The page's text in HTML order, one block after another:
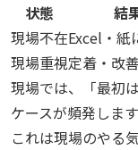
状態
結
現場不在Excel・紙
現場重視定着・改
現場では、「最初
ケースが頻発します
これは現場のやる